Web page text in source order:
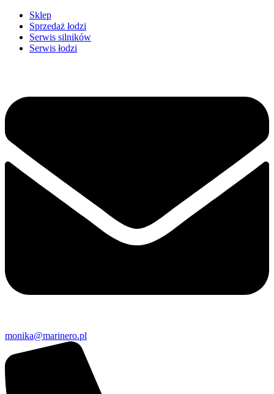
Przejdź
treści
Sklep
Sprzedaż łodzi
Serwis silników
Serwis łodzi
monika@marinero.pl